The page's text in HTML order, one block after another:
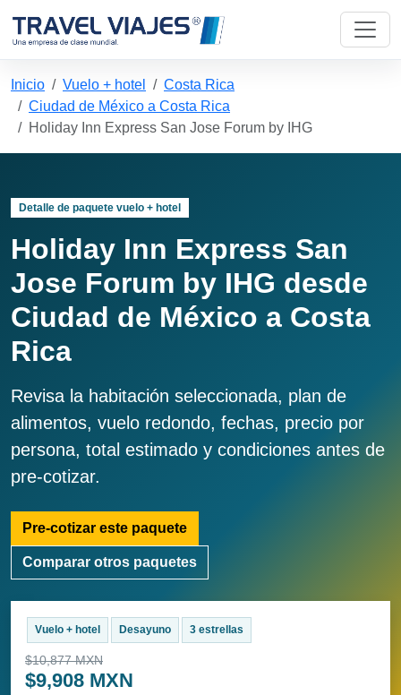
Inicio Vuelo + hotel
Costa Rica
Ciudad de México a Costa Rica
Holiday Inn Express San Jose Forum by IHG
Detalle de paquete vuelo + hotel
Holiday Inn Express San
Jose Forum by IHG desde
Ciudad de México a Costa
Rica
Revisa la habitación seleccionada, plan de
alimentos, vuelo redondo, fechas, precio por
persona, total estimado y condiciones antes de
pre-cotizar.
Pre-cotizar este paquete
Comparar otros paquetes
Vuelo + hotel Desayuno 3 estrellas
$10,877 MXN
$9,908 MXN